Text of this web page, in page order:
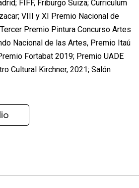
FIFF, Friburgo Suiza; Curriculum
VIII y XI Premio Nacional de
Premio Pintura Concurso Artes
Nacional de las Artes, Premio Itaú
Fortabat 2019; Premio UADE
Cultural Kirchner, 2021; Salón